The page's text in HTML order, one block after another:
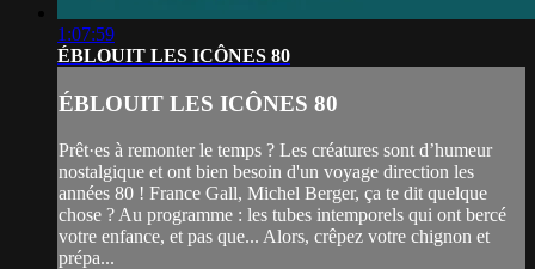
1:07:59
ÉBLOUIT LES ICÔNES 80
ÉBLOUIT LES ICÔNES 80
Prêt·es à remonter le temps ? Les créatures sont d’humeur
nostalgique et ont bien besoin d'un voyage direction les
années 80 ! France Gall, Michel Berger, ça te dit quelque
chose ? Au programme : les tubes intemporels qui ont bercé
votre enfance, et pas que... Alors, crêpez votre chignon et
prépa...